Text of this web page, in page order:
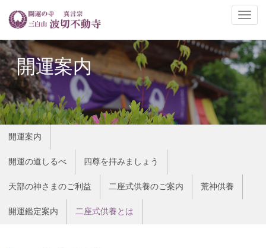
ナ
ゲ
ー
シ
ョ
ン
の
切
開運案内
開運案内
開運の道しるべ 四尊を拝みましょう
天部の神さまのご利益 二座式供養のご案内 荒神供養
開運鑑定案内 二座式供養とは